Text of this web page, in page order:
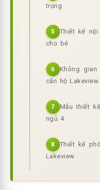
trọng
5
Thiết kế
cho bé
6
Không
căn hộ Lakeview
7
Mẫu thiết
ngủ 4
8
Thiết kế
Lakeview